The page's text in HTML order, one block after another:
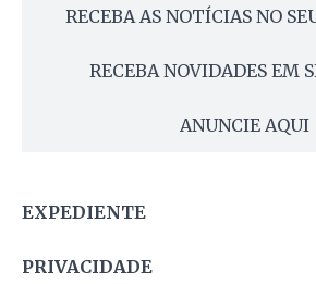
RECEBA AS NOTÍCIAS NO
RECEBA NOVIDADES EM
ANUNCIE AQUI
EXPEDIENTE
PRIVACIDADE